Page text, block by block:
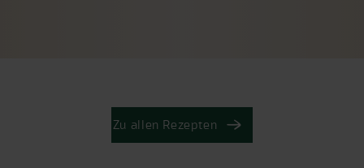
Zu allen Rezepten